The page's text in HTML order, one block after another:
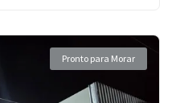
Pronto para Morar